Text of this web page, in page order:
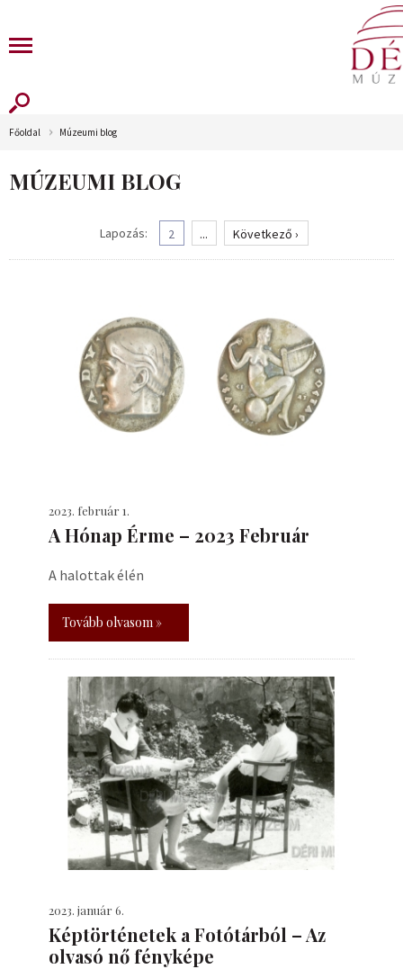
Főoldal Múzeumi blog
MÚZEUMI BLOG
Lapozás: 2 ... Következő ›
2023. február 1.
A Hónap Érme – 2023 Február
A halottak élén
Tovább olvasom »
2023. január 6.
Képtörténetek a Fotótárból – Az
olvasó nő fényképe